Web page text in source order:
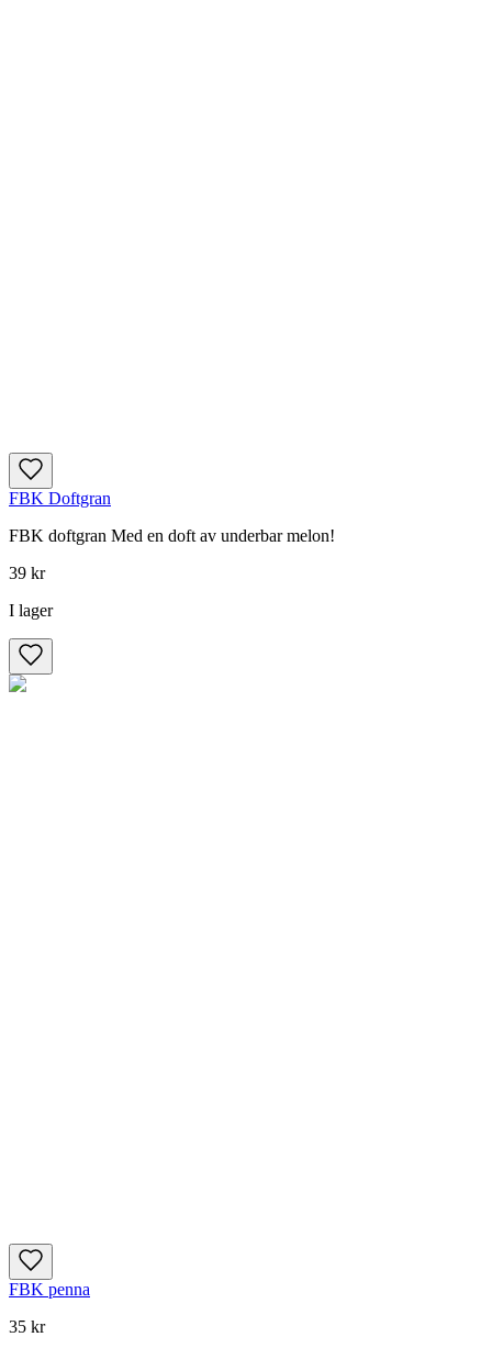
FBK Doftgran
FBK doftgran Med en doft av underbar melon!
39 kr
I lager
FBK penna
35 kr